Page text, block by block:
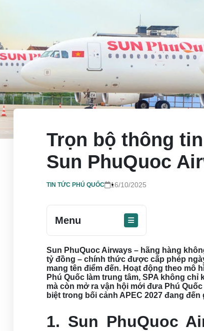
Trọn bộ thông
Sun PhuQuoc
TIN TỨC PHÚ QUỐC 16/10/2025
Menu
Sun PhuQuoc Airways – hãng hàng
tỷ đồng – chính thức được cấp phép
mang tên điểm đến. Hoạt động theo mô
Phú Quốc làm trung tâm, SPA không
mà còn mở ra vận hội mới đưa Phú
biệt trong bối cảnh APEC 2027 đang đến
1. Sun PhuQuoc